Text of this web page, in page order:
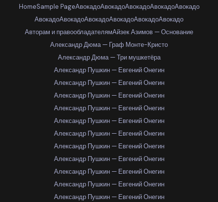
HomeSample PageАвокадоАвокадоАвокадоАвокадоАвокадо
АвокадоАвокадоАвокадоАвокадоАвокадоАвокадо
Авторам и правообладателямАйзек Азимов — Основание
Александр Дюма — Граф Монте-Кристо
Александр Дюма — Три мушкетёра
Александр Пушкин — Евгений Онегин
Александр Пушкин — Евгений Онегин
Александр Пушкин — Евгений Онегин
Александр Пушкин — Евгений Онегин
Александр Пушкин — Евгений Онегин
Александр Пушкин — Евгений Онегин
Александр Пушкин — Евгений Онегин
Александр Пушкин — Евгений Онегин
Александр Пушкин — Евгений Онегин
Александр Пушкин — Евгений Онегин
Александр Пушкин — Евгений Онегин